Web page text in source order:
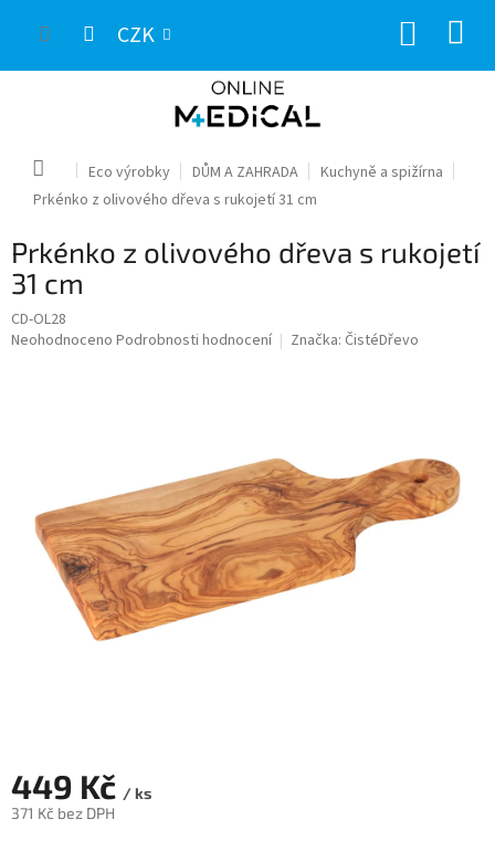
CZK
Domů Eco výrobky DŮM A ZAHRADA
Kuchyně a spižírna
Prkénko z olivového dřeva s rukojetí 31 cm
Prkénko z olivového dřeva s rukojetí
31 cm
CD-OL28
Průměrné
Neohodnoceno Podrobnosti hodnocení Značka: ČistéDřevo
449 Kč / ks
371 Kč bez DPH